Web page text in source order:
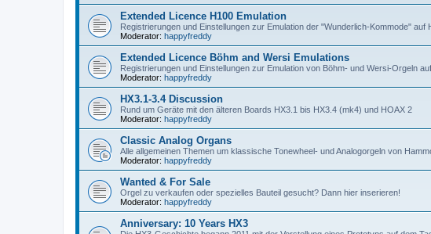
Extended Licence H100 Emulation
Registrierungen und Einstellungen zur Emulation der "Wunderlich-Kommode"
Moderator: happyfreddy
Extended Licence Böhm and Wersi Emulations
Registrierungen und Einstellungen zur Emulation von Böhm- und Wersi-Orgeln
Moderator: happyfreddy
HX3.1-3.4 Discussion
Rund um Geräte mit den älteren Boards HX3.1 bis HX3.4 (mk4) und HOAX 2
Moderator: happyfreddy
Classic Analog Organs
Alle allgemeinen Themen um klassische Tonewheel- und Analogorgeln von
Moderator: happyfreddy
Wanted & For Sale
Orgel zu verkaufen oder spezielles Bauteil gesucht? Dann hier inserieren!
Moderator: happyfreddy
Anniversary: 10 Years HX3